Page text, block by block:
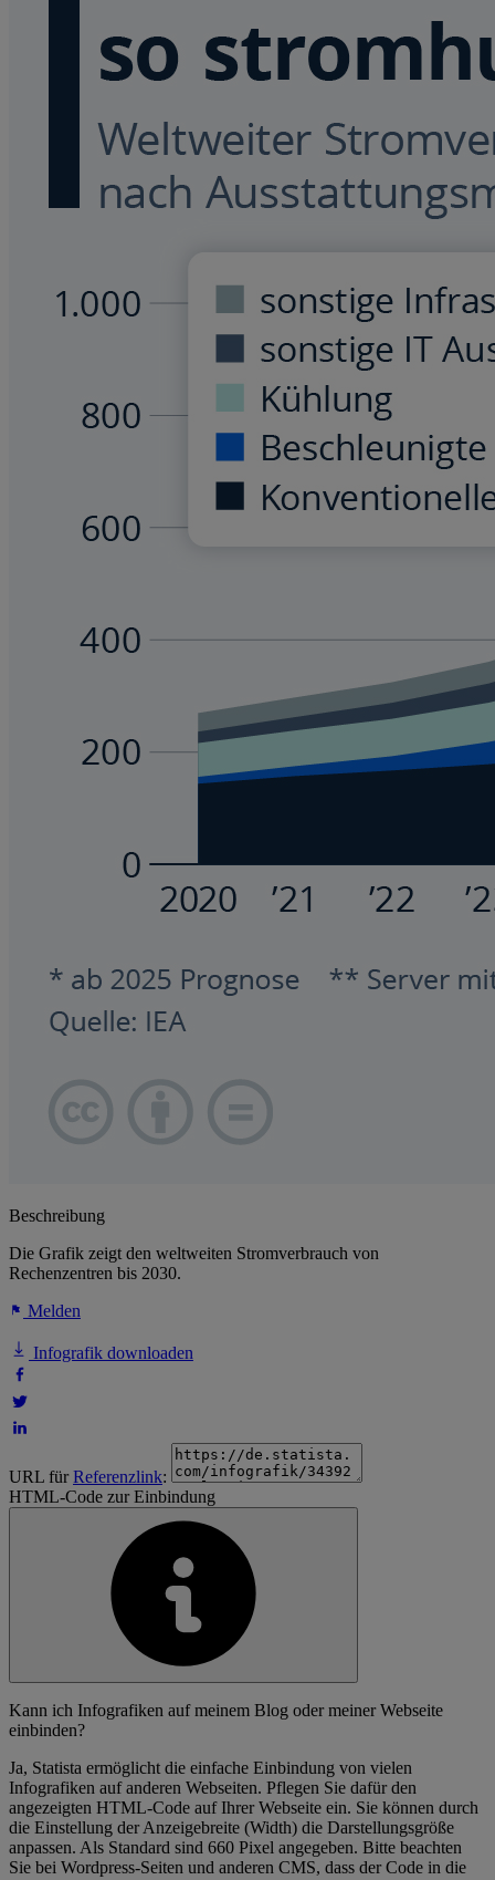
Beschreibung
Die Grafik zeigt den weltweiten Stromverbrauch von
Rechenzentren bis 2030.
Melden
Infografik downloaden
URL fürReferenzlink:
HTML-Code zur Einbindung
Kann ich Infografiken auf meinem Blog oder meiner Webseite
einbinden?
Ja, Statista ermöglicht die einfache Einbindung von vielen
Infografiken auf anderen Webseiten. Pflegen Sie dafür den
angezeigten HTML-Code auf Ihrer Webseite ein. Sie können durch
die Einstellung der Anzeigebreite (Width) die Darstellungsgröße
anpassen. Als Standard sind 660 Pixel angegeben. Bitte beachten
Sie bei Wordpress-Seiten und anderen CMS, dass der Code in die